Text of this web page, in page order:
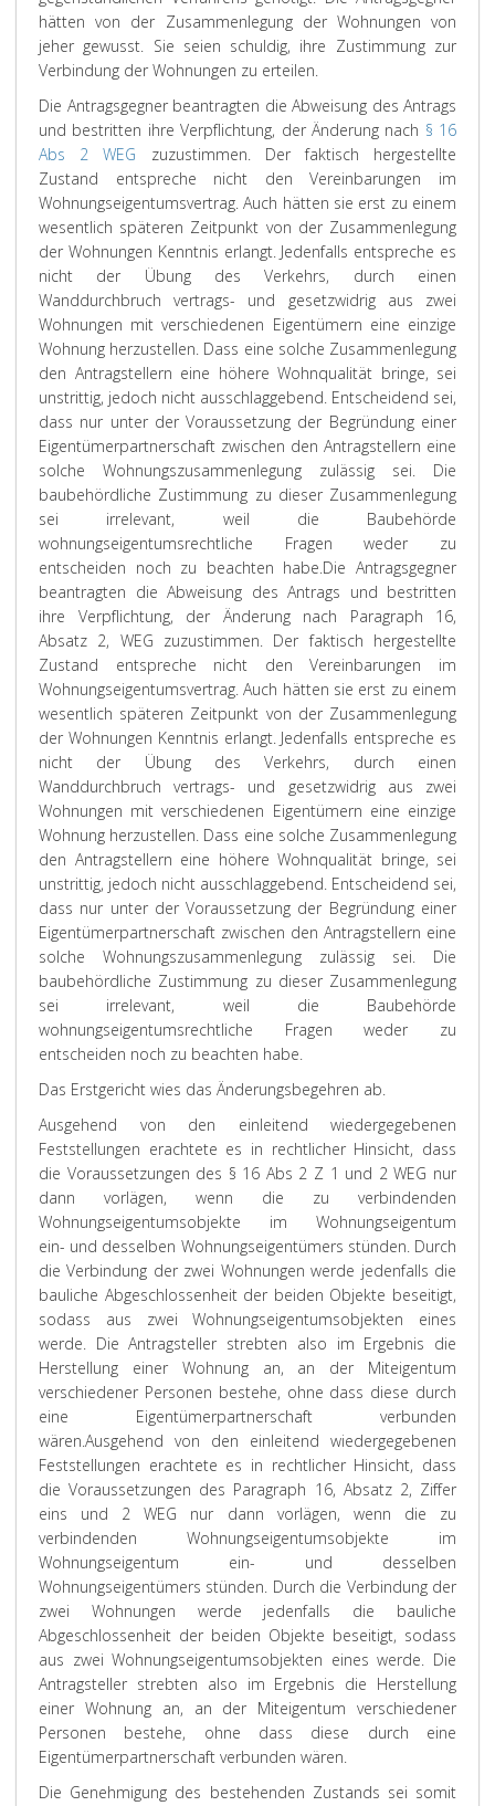
hätten von der Zusammenlegung der Wohnungen von
jeher gewusst. Sie seien schuldig, ihre Zustimmung zur
Verbindung der Wohnungen zu erteilen.
Die Antragsgegner beantragten die Abweisung des Antrags
und bestritten ihre Verpflichtung, der Änderung nach § 16
Abs 2 WEG zuzustimmen. Der faktisch hergestellte
Zustand entspreche nicht den Vereinbarungen im
Wohnungseigentumsvertrag. Auch hätten sie erst zu einem
wesentlich späteren Zeitpunkt von der Zusammenlegung
der Wohnungen Kenntnis erlangt. Jedenfalls entspreche es
nicht der Übung des Verkehrs, durch einen
Wanddurchbruch vertrags- und gesetzwidrig aus zwei
Wohnungen mit verschiedenen Eigentümern eine einzige
Wohnung herzustellen. Dass eine solche Zusammenlegung
den Antragstellern eine höhere Wohnqualität bringe, sei
unstrittig, jedoch nicht ausschlaggebend. Entscheidend sei,
dass nur unter der Voraussetzung der Begründung einer
Eigentümerpartnerschaft zwischen den Antragstellern eine
solche Wohnungszusammenlegung zulässig sei. Die
baubehördliche Zustimmung zu dieser Zusammenlegung
sei irrelevant, weil die Baubehörde
wohnungseigentumsrechtliche Fragen weder zu
entscheiden noch zu beachten habe.Die Antragsgegner
beantragten die Abweisung des Antrags und bestritten
ihre Verpflichtung, der Änderung nach Paragraph 16,
Absatz 2, WEG zuzustimmen. Der faktisch hergestellte
Zustand entspreche nicht den Vereinbarungen im
Wohnungseigentumsvertrag. Auch hätten sie erst zu einem
wesentlich späteren Zeitpunkt von der Zusammenlegung
der Wohnungen Kenntnis erlangt. Jedenfalls entspreche es
nicht der Übung des Verkehrs, durch einen
Wanddurchbruch vertrags- und gesetzwidrig aus zwei
Wohnungen mit verschiedenen Eigentümern eine einzige
Wohnung herzustellen. Dass eine solche Zusammenlegung
den Antragstellern eine höhere Wohnqualität bringe, sei
unstrittig, jedoch nicht ausschlaggebend. Entscheidend sei,
dass nur unter der Voraussetzung der Begründung einer
Eigentümerpartnerschaft zwischen den Antragstellern eine
solche Wohnungszusammenlegung zulässig sei. Die
baubehördliche Zustimmung zu dieser Zusammenlegung
sei irrelevant, weil die Baubehörde
wohnungseigentumsrechtliche Fragen weder zu
entscheiden noch zu beachten habe.
Das Erstgericht wies das Änderungsbegehren ab.
Ausgehend von den einleitend wiedergegebenen
Feststellungen erachtete es in rechtlicher Hinsicht, dass
die Voraussetzungen des § 16 Abs 2 Z 1 und 2 WEG nur
dann vorlägen, wenn die zu verbindenden
Wohnungseigentumsobjekte im Wohnungseigentum
ein- und desselben Wohnungseigentümers stünden. Durch
die Verbindung der zwei Wohnungen werde jedenfalls die
bauliche Abgeschlossenheit der beiden Objekte beseitigt,
sodass aus zwei Wohnungseigentumsobjekten eines
werde. Die Antragsteller strebten also im Ergebnis die
Herstellung einer Wohnung an, an der Miteigentum
verschiedener Personen bestehe, ohne dass diese durch
eine Eigentümerpartnerschaft verbunden
wären.Ausgehend von den einleitend wiedergegebenen
Feststellungen erachtete es in rechtlicher Hinsicht, dass
die Voraussetzungen des Paragraph 16, Absatz 2, Ziffer
eins und 2 WEG nur dann vorlägen, wenn die zu
verbindenden Wohnungseigentumsobjekte im
Wohnungseigentum ein- und desselben
Wohnungseigentümers stünden. Durch die Verbindung der
zwei Wohnungen werde jedenfalls die bauliche
Abgeschlossenheit der beiden Objekte beseitigt, sodass
aus zwei Wohnungseigentumsobjekten eines werde. Die
Antragsteller strebten also im Ergebnis die Herstellung
einer Wohnung an, an der Miteigentum verschiedener
Personen bestehe, ohne dass diese durch eine
Eigentümerpartnerschaft verbunden wären.
Die Genehmigung des bestehenden Zustands sei somit